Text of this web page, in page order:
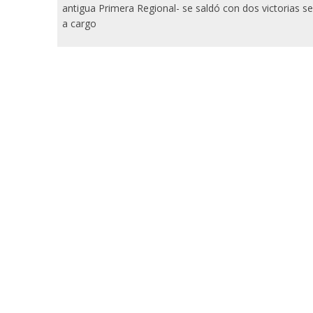
antigua Primera Regional- se saldó con dos victorias
a cargo